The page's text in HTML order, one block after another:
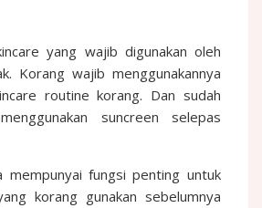
yang wajib digunakan oleh
Korang wajib menggunakannya
routine korang. Dan sudah
suncreen selepas
mempunyai fungsi penting untuk
korang gunakan sebelumnya